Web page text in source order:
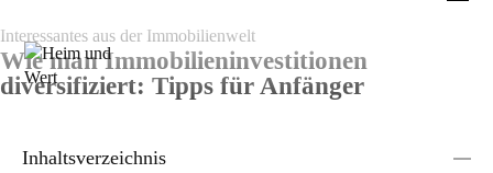
Interessantes aus der Immobilienwelt
Wie man Immobilieninvestitionen
diversifiziert: Tipps für Anfänger
Inhaltsverzeichnis